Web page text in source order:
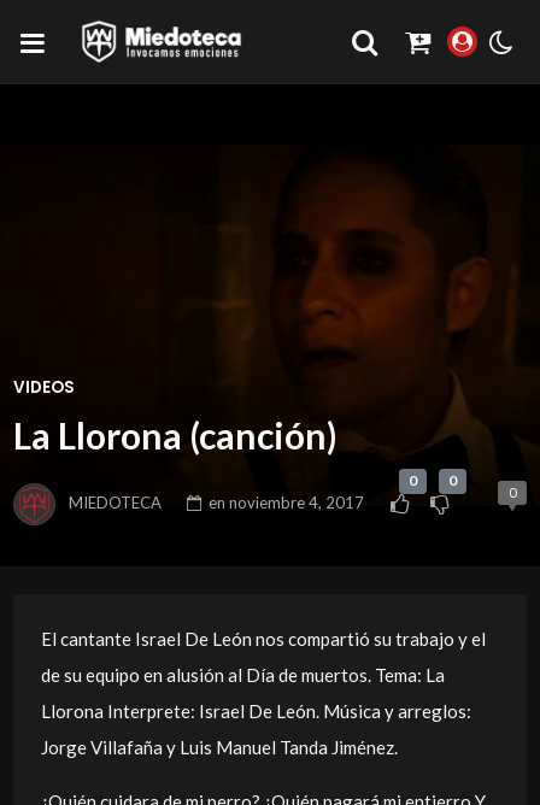
VIDEOS
La Llorona (canción)
MIEDOTECA en noviembre 4, 2017
0 0
0
El cantante Israel De León nos compartió su trabajo y el
de su equipo en alusión al Día de muertos. Tema: La
Llorona Interprete: Israel De León. Música y arreglos:
Jorge Villafaña y Luis Manuel Tanda Jiménez.